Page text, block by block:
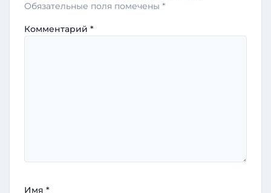
Обязательные поля помечены *
Комментарий *
Имя *